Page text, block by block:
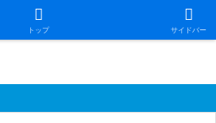
トップ サイドバー
ス録